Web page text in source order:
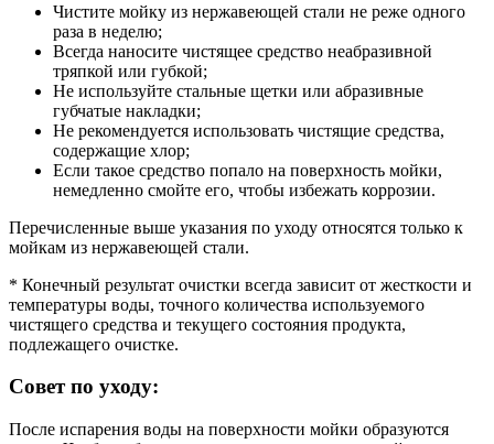
Чистите мойку из нержавеющей стали не реже одного
раза в неделю;
Всегда наносите чистящее средство неабразивной
тряпкой или губкой;
Не используйте стальные щетки или абразивные
губчатые накладки;
Не рекомендуется использовать чистящие средства,
содержащие хлор;
Если такое средство попало на поверхность мойки,
немедленно смойте его, чтобы избежать коррозии.
Перечисленные выше указания по уходу относятся только к
мойкам из нержавеющей стали.
* Конечный результат очистки всегда зависит от жесткости и
температуры воды, точного количества используемого
чистящего средства и текущего состояния продукта,
подлежащего очистке.
Совет по уходу:
После испарения воды на поверхности мойки образуются